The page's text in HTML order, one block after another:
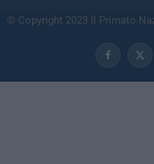
© Copyright 2023 Il Primato